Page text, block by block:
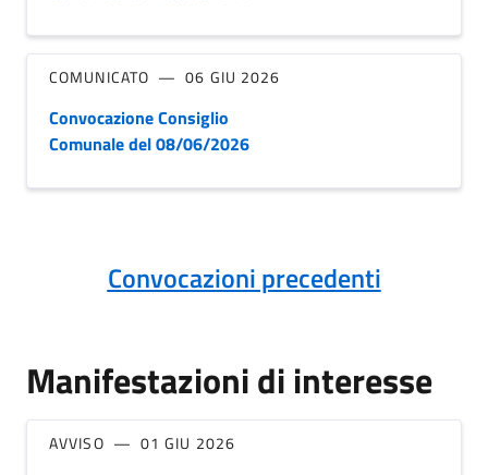
COMUNICATO 06 GIU 2026
Convocazione Consiglio
Comunale del 08/06/2026
Convocazioni precedenti
Manifestazioni di interesse
AVVISO 01 GIU 2026